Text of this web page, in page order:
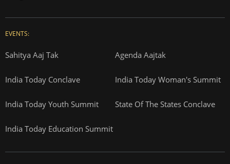
EVENTS:
Sahitya Aaj Tak Agenda Aajtak
India Today Conclave India Today Woman's Summit
India Today Youth Summit State Of The States Conclave
India Today Education Summit